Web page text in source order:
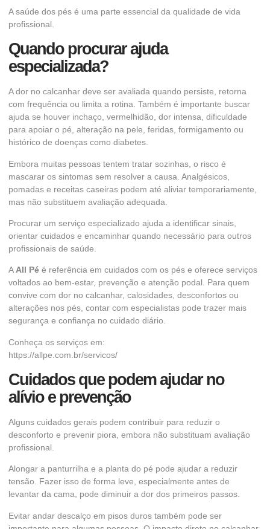
A saúde dos pés é uma parte essencial da qualidade de vida
profissional.
Quando procurar ajuda
especializada?
A dor no calcanhar deve ser avaliada quando persiste, retorna
com frequência ou limita a rotina. Também é importante buscar
ajuda se houver inchaço, vermelhidão, dor intensa, dificuldade
para apoiar o pé, alteração na pele, feridas, formigamento ou
histórico de doenças como diabetes.
Embora muitas pessoas tentem tratar sozinhas, o risco é
mascarar os sintomas sem resolver a causa. Analgésicos,
pomadas e receitas caseiras podem até aliviar temporariamente,
mas não substituem avaliação adequada.
Procurar um serviço especializado ajuda a identificar sinais,
orientar cuidados e encaminhar quando necessário para outros
profissionais de saúde.
AAll Pé é referência em cuidados com os pés e oferece serviços
voltados ao bem-estar, prevenção e atenção podal. Para quem
convive com dor no calcanhar, calosidades, desconfortos ou
alterações nos pés, contar com especialistas pode trazer mais
segurança e confiança no cuidado diário.
Conheça os serviços em:
https://allpe.com.br/servicos/
Cuidados que podem ajudar no
alívio e prevenção
Alguns cuidados gerais podem contribuir para reduzir o
desconforto e prevenir piora, embora não substituam avaliação
profissional.
Alongar a panturrilha e a planta do pé pode ajudar a reduzir
tensão. Fazer isso de forma leve, especialmente antes de
levantar da cama, pode diminuir a dor dos primeiros passos.
Evitar andar descalço em pisos duros também pode ser